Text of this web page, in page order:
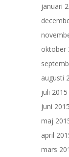
januari
oktober
augusti
juli 2015
juni 2015
maj
april
mars